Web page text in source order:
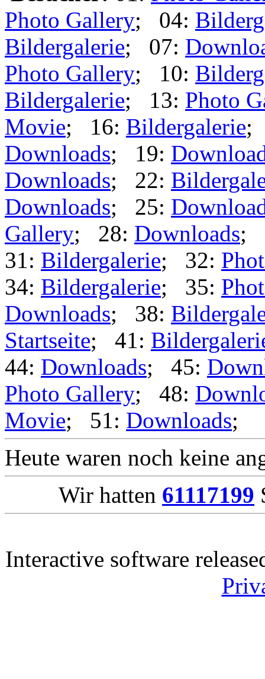
Photo Gallery; 04:
Bildergalerie; 07:
Photo Gallery; 10:
Bildergalerie; 13: Photo
Movie; 16: Bildergalerie;
Downloads; 19:
Downloads; 22:
Downloads; 25:
Gallery; 28: Downloads;
31: Bildergalerie; 32:
34: Bildergalerie; 35:
Downloads; 38:
Startseite; 41:
44: Downloads; 45:
Photo Gallery; 48:
Movie; 51: Downloads;
Heute waren noch keine
Wir hatten 61117199
Interactive software